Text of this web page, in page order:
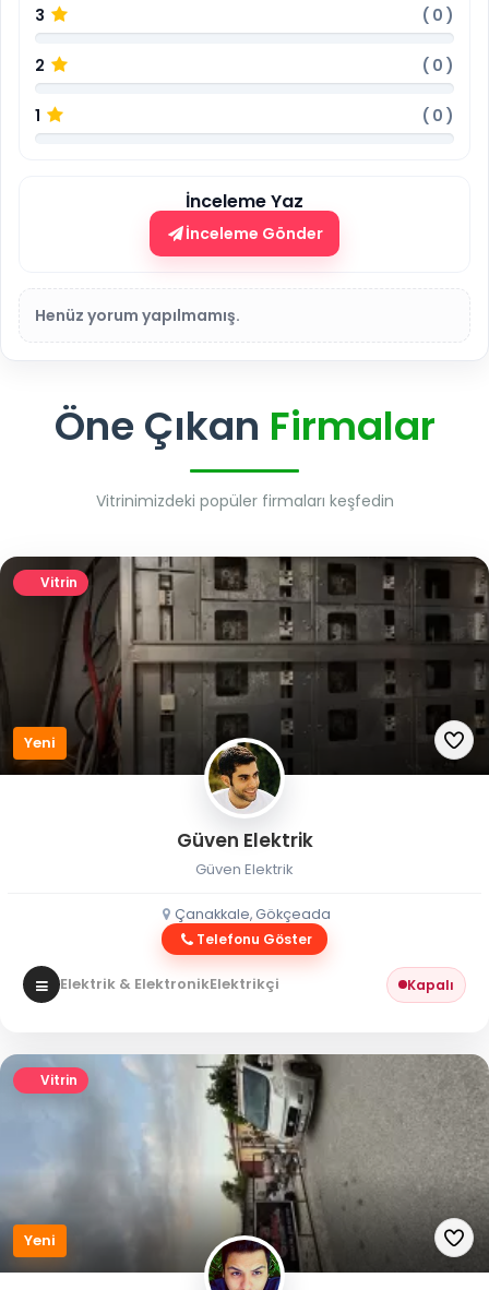
3 ( 0 )
2 ( 0 )
1 ( 0 )
İnceleme Yaz
İnceleme Gönder
Henüz yorum yapılmamış.
Öne Çıkan Firmalar
Vitrinimizdeki popüler firmaları keşfedin
Vitrin
Yeni
Güven Elektrik
Güven Elektrik
Çanakkale, Gökçeada
Telefonu Göster
Elektrik & ElektronikElektrikçi Kapalı
Vitrin
Yeni